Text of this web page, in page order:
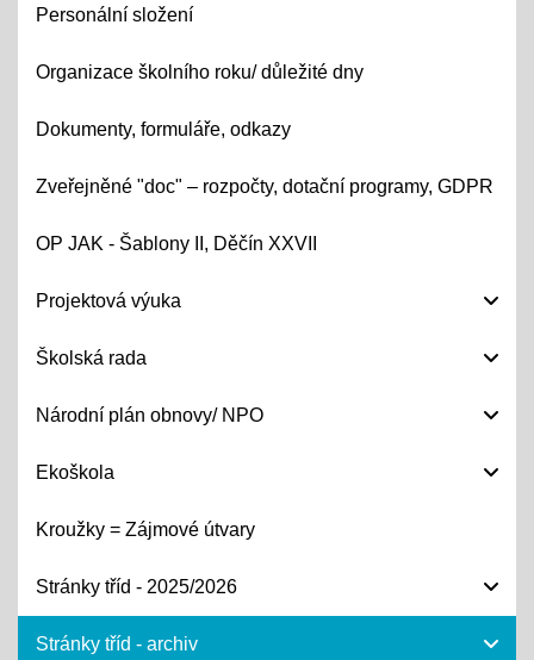
Personální složení
Organizace školního roku/ důležité dny
Dokumenty, formuláře, odkazy
Zveřejněné "doc" – rozpočty, dotační programy, GDPR
OP JAK - Šablony II, Děčín XXVII
Projektová výuka
Školská rada
Národní plán obnovy/ NPO
Ekoškola
Kroužky = Zájmové útvary
Stránky tříd - 2025/2026
Stránky tříd - archiv